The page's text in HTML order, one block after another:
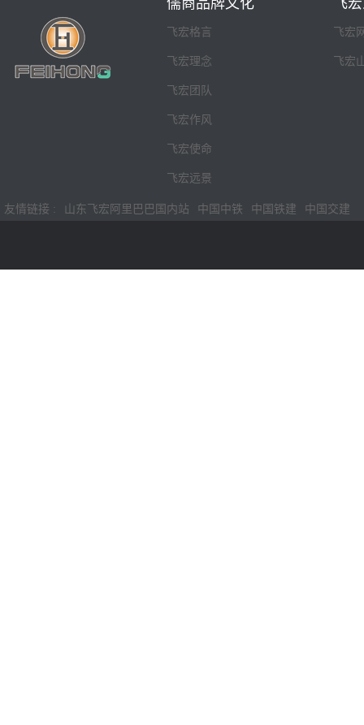
儒商品牌文化
飞宏格言
飞宏理念
飞宏团队
飞宏作风
飞宏使命
飞宏远景
飞
飞宏
飞宏
友情链接 : 山东飞宏阿里巴巴国内站 中国中铁 中国铁建 中国交建